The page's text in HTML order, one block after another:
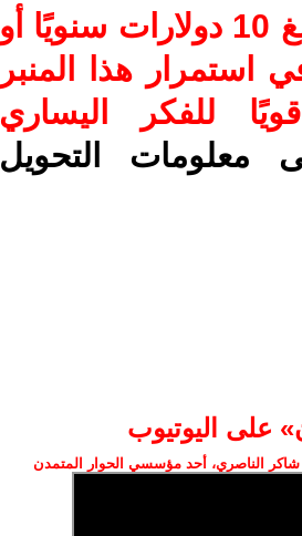
ساهم/ي معنا! بدعمكم بمبلغ 10 دولارات سنويًا أو
استمرار هذا المنبر
للفكر اليساري
معلومات التحويل
على اليوتيوب
الناصري، أحد مؤسسي الحوار المتمدن